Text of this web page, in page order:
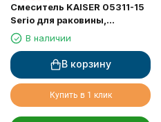
Смеситель KAISER 05311-15
Serio для раковины,
неповоротный, воронёная
сталь (картридж 6202)
В наличии
В корзину
Купить в 1 клик